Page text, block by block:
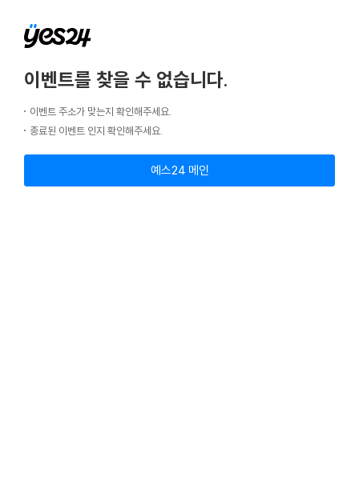
이벤트를 찾을 수 없습니다.
이벤트 주소가 맞는지 확인해주세요.
종료된 이벤트 인지 확인해주세요.
예스24 메인